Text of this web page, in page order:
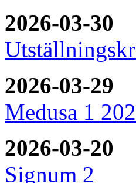
2026-03-30
2026-03-29
Medusa 1
2026-03-20
Signum 2